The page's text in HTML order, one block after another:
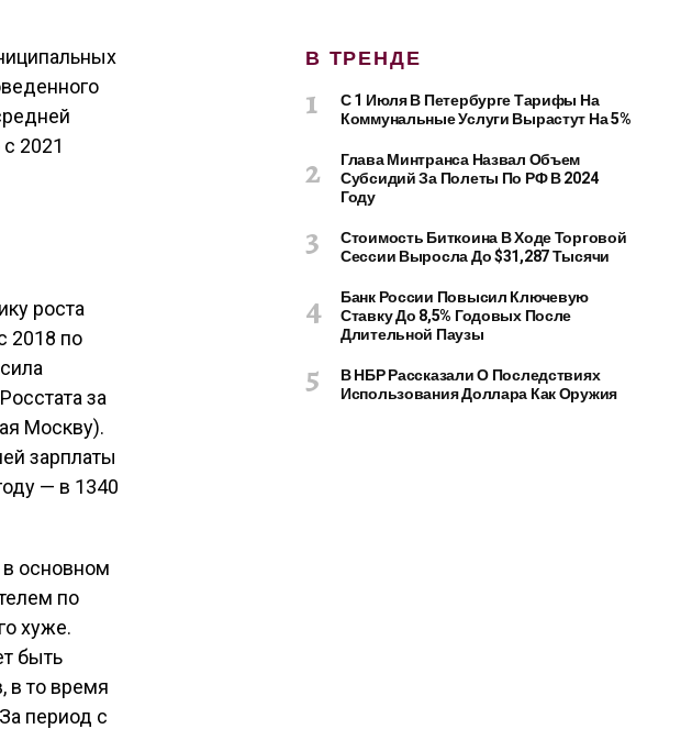
2021
роста
2018 по
за
Москву).
зарплаты
— в 1340
в основном
по
хуже.
быть
в то время
период с
В ТРЕНДЕ
С 1 Июля В Петербурге Тарифы На
Коммунальные Услуги Вырастут На 5%
Глава Минтранса Назвал Объем
Субсидий За Полеты По РФ В 2024
Году
Стоимость Биткоина В Ходе Торговой
Сессии Выросла До $31,287 Тысячи
Банк России Повысил Ключевую
Ставку До 8,5% Годовых После
Длительной Паузы
В НБР Рассказали О Последствиях
Использования Доллара Как Оружия